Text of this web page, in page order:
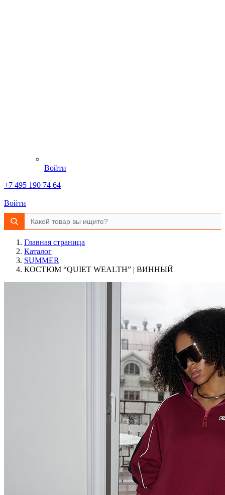
Войти
+7 495 190 74 64
Войти
Главная страница
Каталог
SUMMER
КОСТЮМ “QUIET WEALTH” | ВИННЫЙ